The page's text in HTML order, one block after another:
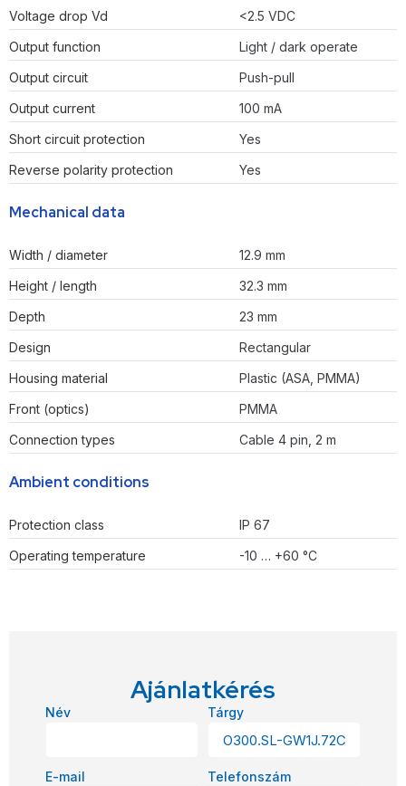
Voltage drop Vd
<2.5 VDC
Output function
Light / dark operate
Output circuit
Push-pull
Output current
100 mA
Short circuit protection
Yes
Reverse polarity protection
Yes
Mechanical data
Width / diameter
12.9 mm
Height / length
32.3 mm
Depth
23 mm
Design
Rectangular
Housing material
Plastic (ASA, PMMA)
Front (optics)
PMMA
Connection types
Cable 4 pin, 2 m
Ambient conditions
Protection class
IP 67
Operating temperature
-10 … +60 °C
Ajánlatkérés
Név Tárgy
E-mail Telefonszám